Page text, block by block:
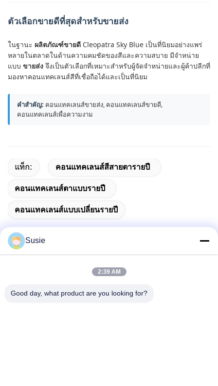
ตัวเลือกขายดีที่สุดสำหรับขายส่ง
ในฐานะ ผลิตภัณฑ์ขายดี Cleopatra Sky Blue เป็นที่นิยมอย่างแพร่
หลายในตลาดในด้านความคมชัดของสีและความสบาย มีจำหน่าย
แบบ ขายส่ง จึงเป็นตัวเลือกที่เหมาะสำหรับผู้จัดจำหน่ายและผู้ค้าปลีกที่
มองหาคอนแทคเลนส์สีที่เชื่อถือได้และเป็นที่นิยม
คำสำคัญ: คอนแทคเลนส์ขายส่ง, คอนแทคเลนส์ขายดี,
คอนแทคเลนส์เพื่อความงาม
แท็ก: คอนแทคเลนส์สีสายตารายปี
คอนแทคเลนส์ตาแบบรายปี
คอนแทคเลนส์แบบเปลี่ยนรายปี
ที่อยู่
Susie
2:39 AM
Good day, what product are you looking for?